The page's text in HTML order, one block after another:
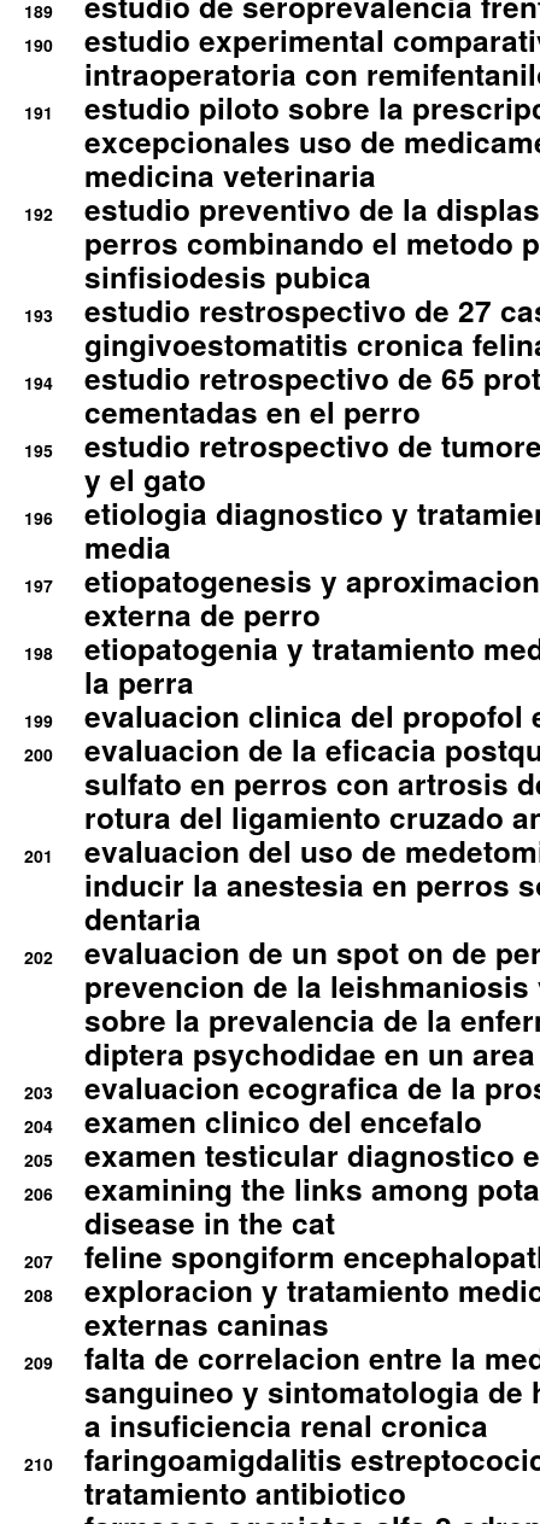
189
190
estudio experimental
intraoperatoria con
191
estudio piloto sobre la
excepcionales uso de
medicina veterinaria
192
estudio preventivo de la
perros combinando el metodo
sinfisiodesis pubica
193
estudio restrospectivo de 27
gingivoestomatitis cronica
194
estudio retrospectivo de 65
cementadas en el perro
195
estudio retrospectivo de
y el gato
196
etiologia diagnostico y
media
197
etiopatogenesis y
externa de perro
198
etiopatogenia y tratamiento
la perra
199 evaluacion clinica del propofol
200
evaluacion de la eficacia
sulfato en perros con artrosis
rotura del ligamiento cruzado
201
evaluacion del uso de
inducir la anestesia en perros
dentaria
202
evaluacion de un spot on de
prevencion de la
sobre la prevalencia de la
diptera psychodidae en un
203 evaluacion ecografica de la
204 examen clinico del encefalo
205 examen testicular diagnostico
206
examining the links among
disease in the cat
207 feline spongiform
208
exploracion y tratamiento
externas caninas
209
falta de correlacion entre la
sanguineo y sintomatologia de
a insuficiencia renal cronica
210
faringoamigdalitis
tratamiento antibiotico